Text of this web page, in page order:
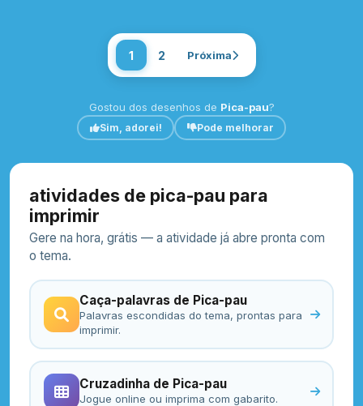
1 2 Próxima
Gostou dos desenhos de Pica-pau?
Sim, adorei! Pode melhorar
atividades de pica-pau para
imprimir
Gere na hora, grátis — a atividade já abre pronta com
o tema.
Caça-palavras de Pica-pau
Palavras escondidas do tema, prontas para
imprimir.
Cruzadinha de Pica-pau
Jogue online ou imprima com gabarito.